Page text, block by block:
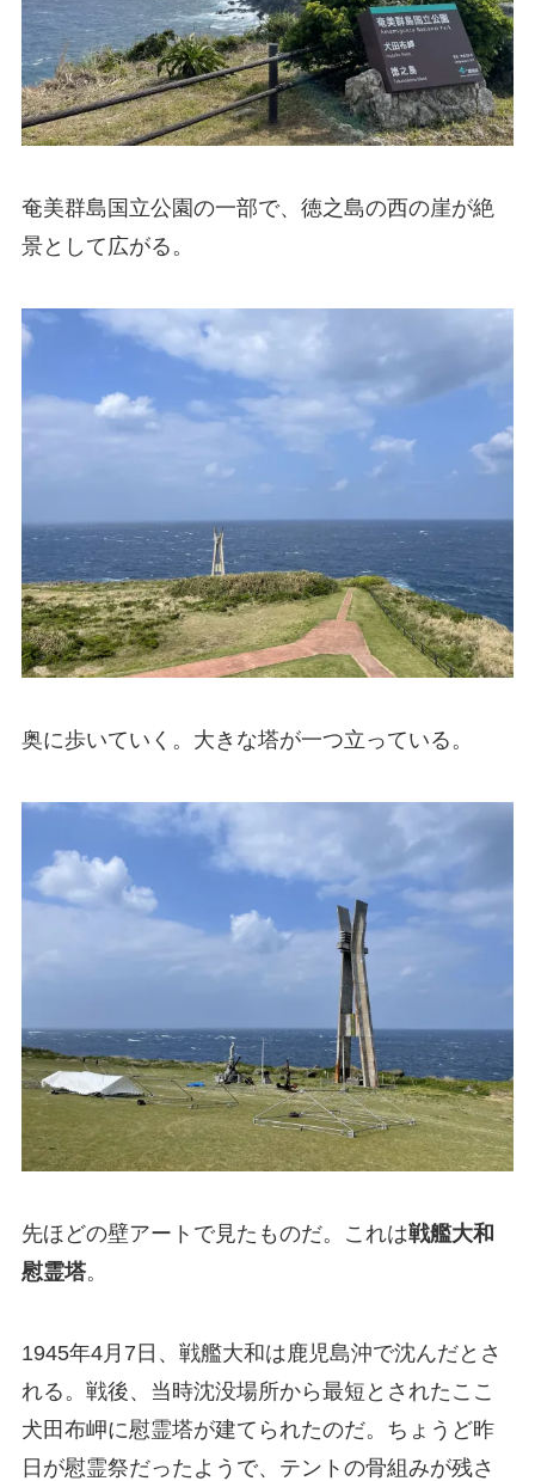
奄美群島国立公園の一部で、徳之島の西の崖が絶
景として広がる。
奥に歩いていく。大きな塔が一つ立っている。
先ほどの壁アートで見たものだ。これは戦艦大和
慰霊塔。
1945年4月7日、戦艦大和は鹿児島沖で沈んだとさ
れる。戦後、当時沈没場所から最短とされたここ
犬田布岬に慰霊塔が建てられたのだ。ちょうど昨
日が慰霊祭だったようで、テントの骨組みが残さ